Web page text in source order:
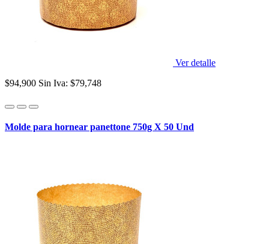
Ver detalle
$94,900 Sin Iva: $79,748
Molde para hornear panettone 750g X 50 Und